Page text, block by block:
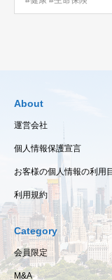
About
運営会社
個人情報保護宣言
お客様の個人情報の利用
利用規約
Category
会員限定
M&A